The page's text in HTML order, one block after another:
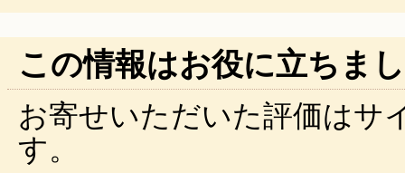
この情報はお役に立ちま
お寄せいただいた評価はサ
す。